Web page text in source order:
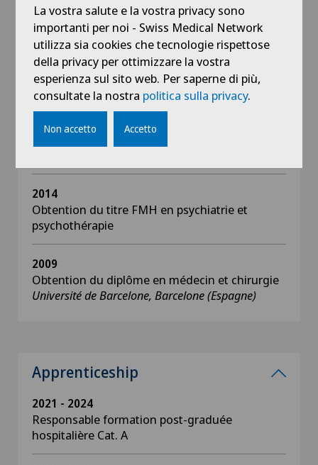
Université de Neuchâtel, Neuchâtel
2017
CAS en économie et politique de santé
Université de Lausanne, Lausanne
2016
2014
Obtention du titre FMH en psychiatrie et
psychothérapie
2009
Obtention du diplôme en médecin et chirurgie
Université de Barcelone, Barcelone (Espagne)
Apprenticeship
2021 - 2024
Responsable formation post-graduée
hospitalière Cat. A
La vostra salute e la vostra privacy sono
importanti per noi - Swiss Medical Network
utilizza sia cookies che tecnologie rispettose
della privacy per ottimizzare la vostra
esperienza sul sito web. Per saperne di più,
consultate la nostra politica sulla privacy.
Non accetto Accetto